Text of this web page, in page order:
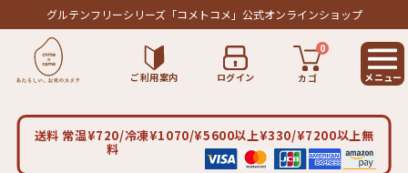
グルテンフリーシリーズ「コメトコメ」公式オンラインショップ
ご利用案内 ログイン カゴ
0
送料 常温¥720/冷凍¥1070/¥5600以上¥330/¥7200以上無
料